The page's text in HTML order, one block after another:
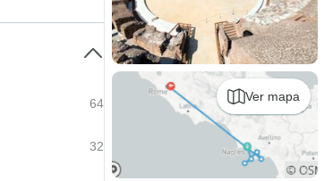
Ver mapa
64
32